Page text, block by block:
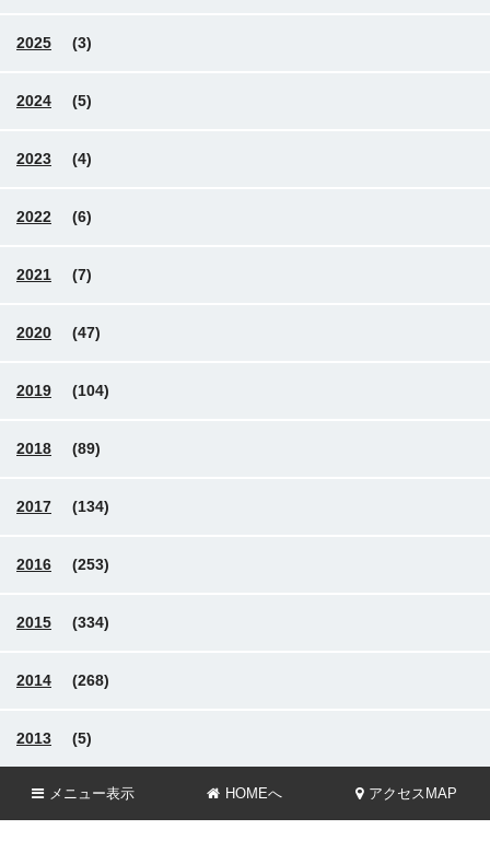
2025 (3)
2024 (5)
2023 (4)
2022 (6)
2021 (7)
2020 (47)
2019 (104)
2018 (89)
2017 (134)
2016 (253)
2015 (334)
2014 (268)
2013 (5)
メニュー表示 HOMEへ アクセスMAP